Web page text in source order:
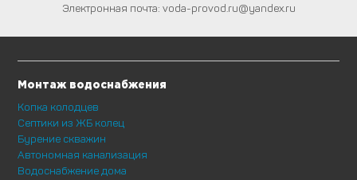
Электронная почта: voda-provod.ru@yandex.ru
Монтаж водоснабжения
Копка колодцев
Септики из ЖБ колец
Бурение скважин
Автономная канализация
Водоснабжение дома